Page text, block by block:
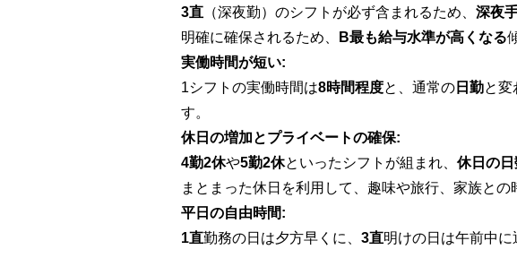
3直 （深夜勤）のシフトが必ず含まれるため、 深夜
明確に確保されるため、
B最も給与水準が高くなる
実働時間が短い:
1シフトの実働時間は8時間程度と、通常の 日勤と変
す。
休日の増加とプライベートの確保:
4勤2休や5勤2休といったシフトが組まれ、 休日の日
まとまった休日を利用して、趣味や旅行、家族との
平日の自由時間:
1直勤務の日は夕方早くに、 3直明けの日は午前中に